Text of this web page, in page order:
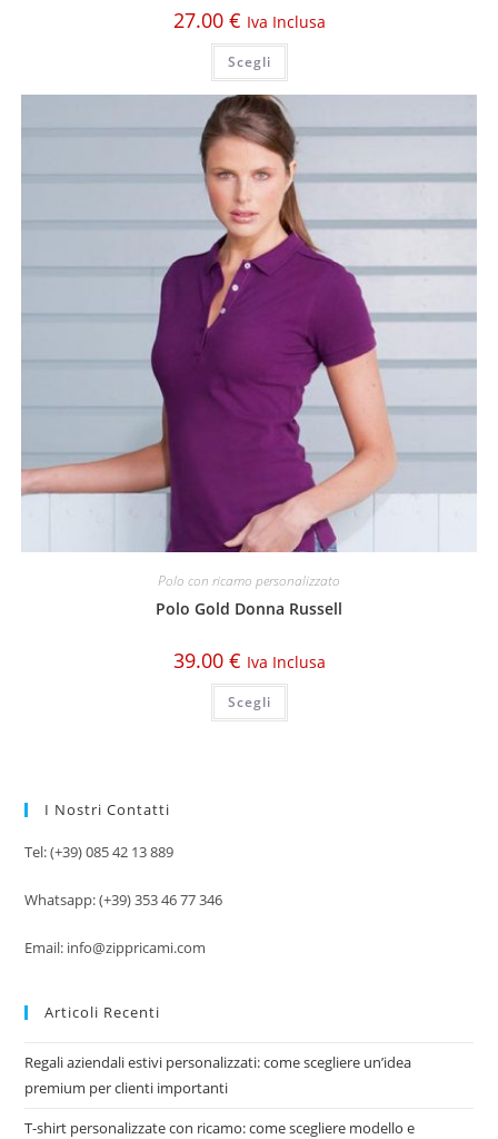
27.00 € Iva Inclusa
Scegli
Polo con ricamo personalizzato
Polo Gold Donna Russell
39.00 € Iva Inclusa
Scegli
I Nostri Contatti
Tel: (+39) 085 42 13 889
Whatsapp: (+39) 353 46 77 346
Email: info@zippricami.com
Articoli Recenti
Regali aziendali estivi personalizzati: come scegliere un’idea
premium per clienti importanti
T-shirt personalizzate con ricamo: come scegliere modello e